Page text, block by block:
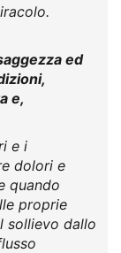
ed
e,
e i
dolori e
quando
proprie
sollievo dallo